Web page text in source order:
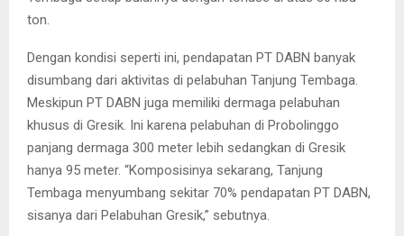
ton.
Dengan kondisi seperti ini, pendapatan PT DABN banyak
disumbang dari aktivitas di pelabuhan Tanjung Tembaga.
Meskipun PT DABN juga memiliki dermaga pelabuhan
khusus di Gresik. Ini karena pelabuhan di Probolinggo
panjang dermaga 300 meter lebih sedangkan di Gresik
hanya 95 meter. “Komposisinya sekarang, Tanjung
Tembaga menyumbang sekitar 70% pendapatan PT DABN,
sisanya dari Pelabuhan Gresik,” sebutnya.